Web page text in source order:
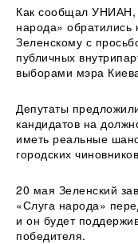
Как сообщал УНИАН,
народа» обратились
Зеленскому с
публичных
выборами мэра
Депутаты
кандидатов на
иметь реальные
городских
20 мая Зеленский
«Слуга народа»
и он будет
победителя.